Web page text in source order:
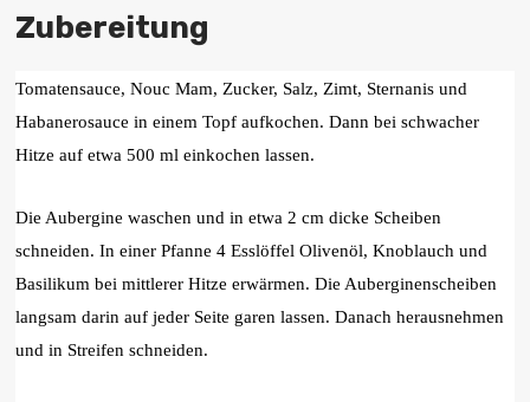
Zubereitung
Tomatensauce, Nouc Mam, Zucker, Salz, Zimt, Sternanis und
Habanerosauce in einem Topf aufkochen. Dann bei schwacher
Hitze auf etwa 500 ml einkochen lassen.
Die Aubergine waschen und in etwa 2 cm dicke Scheiben
schneiden. In einer Pfanne 4 Esslöffel Olivenöl, Knoblauch und
Basilikum bei mittlerer Hitze erwärmen. Die Auberginenscheiben
langsam darin auf jeder Seite garen lassen. Danach herausnehmen
und in Streifen schneiden.